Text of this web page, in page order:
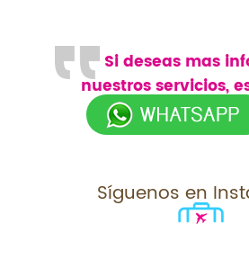
Si deseas mas
nuestros servicios,
Síguenos en